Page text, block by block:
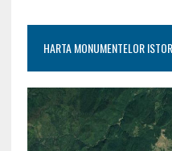
HARTA MONUMENTELOR